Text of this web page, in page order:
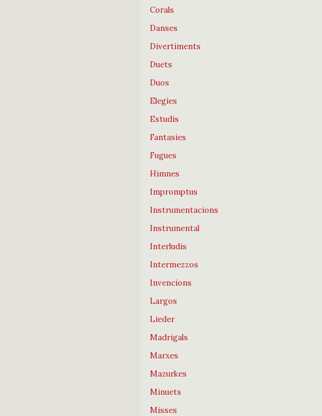
Corals
Danses
Divertiments
Duets
Duos
Elegies
Estudis
Fantasies
Fugues
Himnes
Impromptus
Instrumentacions
Instrumental
Interludis
Intermezzos
Invencions
Largos
Lieder
Madrigals
Marxes
Mazurkes
Minuets
Misses